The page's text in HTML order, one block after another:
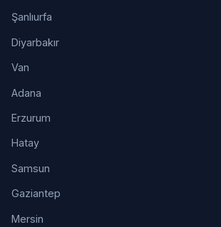
Şanlıurfa
Diyarbakır
Van
Adana
Erzurum
Hatay
Samsun
Gaziantep
Mersin